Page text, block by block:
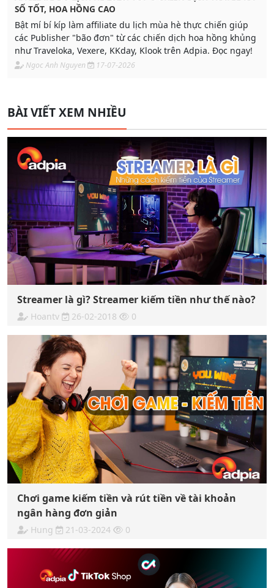
SỐ TỐT, HOA HỒNG CAO
Bật mí bí kíp làm affiliate du lịch mùa hè thực chiến giúp
các Publisher "bão đơn" từ các chiến dịch hoa hồng khủng
như Traveloka, Vexere, KKday, Klook trên Adpia. Đọc ngay!
Ngoc Anh Nguyen 17-07-2026
BÀI VIẾT XEM NHIỀU
Streamer là gì? Streamer kiếm tiền như thế nào?
Hoantv 26-02-2018 0
Chơi game kiếm tiền và rút tiền về tài khoản
ngân hàng đơn giản
Hung 21-03-2024 0